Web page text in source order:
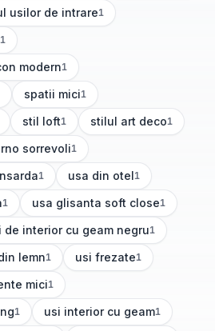
usilor de intrare1
1
modern1
spatii mici
(1articole)1
stil loft
(1articole)
1 stilul art deco
(1articole) 1
sorrevoli1
1 usa din otel
(1articole) 1
1 usa glisanta soft close
(1articole) 1
de interior cu geam negru1
lemn1 usi frezate
(1articole) 1
mici1
1 usi interior cu geam
(1articole) 1